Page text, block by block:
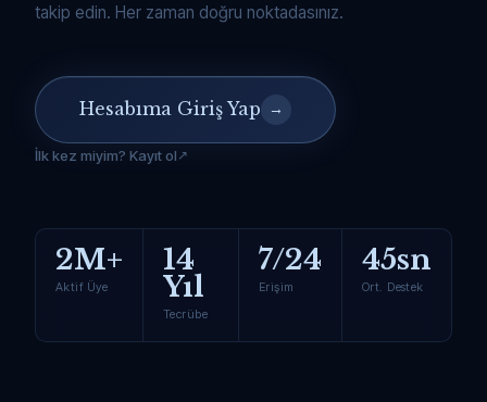
takip edin. Her zaman doğru noktadasınız.
Hesabıma Giriş Yap →
İlk kez miyim? Kayıt ol
2M+
Aktif Üye
14
Yıl
Tecrübe
7/24
Erişim
45sn
Ort. Destek